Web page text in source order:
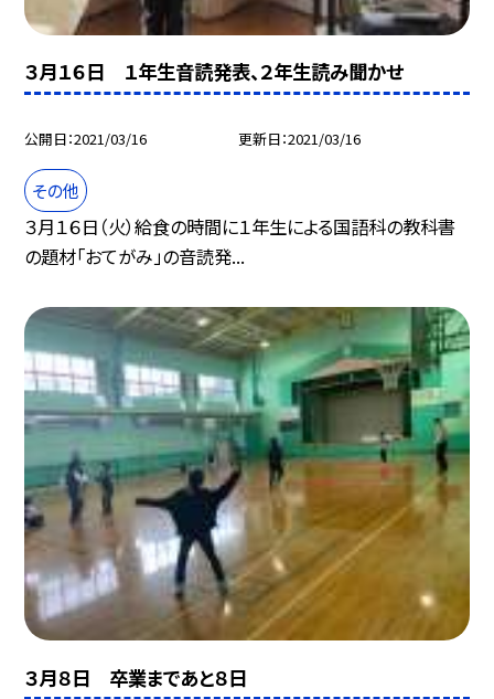
３月１６日 １年生音読発表、２年生読み聞かせ
公開日 2021/03/16 更新日 2021/03/16
その他
３月１６日（火）給食の時間に１年生による国語科の教科書
の題材「おてがみ」の音読発...
３月８日 卒業まであと８日